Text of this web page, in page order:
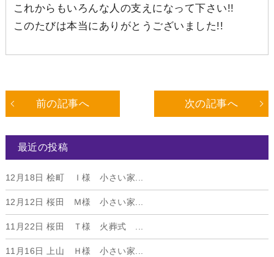
これからもいろんな人の支えになって下さい!!
このたびは本当にありがとうございました!!
前の記事へ 次の記事へ
最近の投稿
12月18日 桧町 Ｉ様 小さい家...
12月12日 桜田 Ｍ様 小さい家...
11月22日 桜田 Ｔ様 火葬式 ...
11月16日 上山 Ｈ様 小さい家...